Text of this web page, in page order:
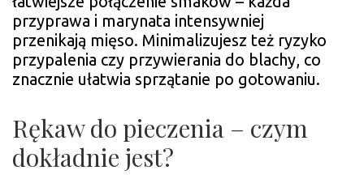
przyprawa i marynata intensywniej
przenikają mięso. Minimalizujesz też ryzyko
przypalenia czy przywierania do blachy, co
znacznie ułatwia sprzątanie po gotowaniu.
Rękaw do pieczenia – czym
dokładnie jest?